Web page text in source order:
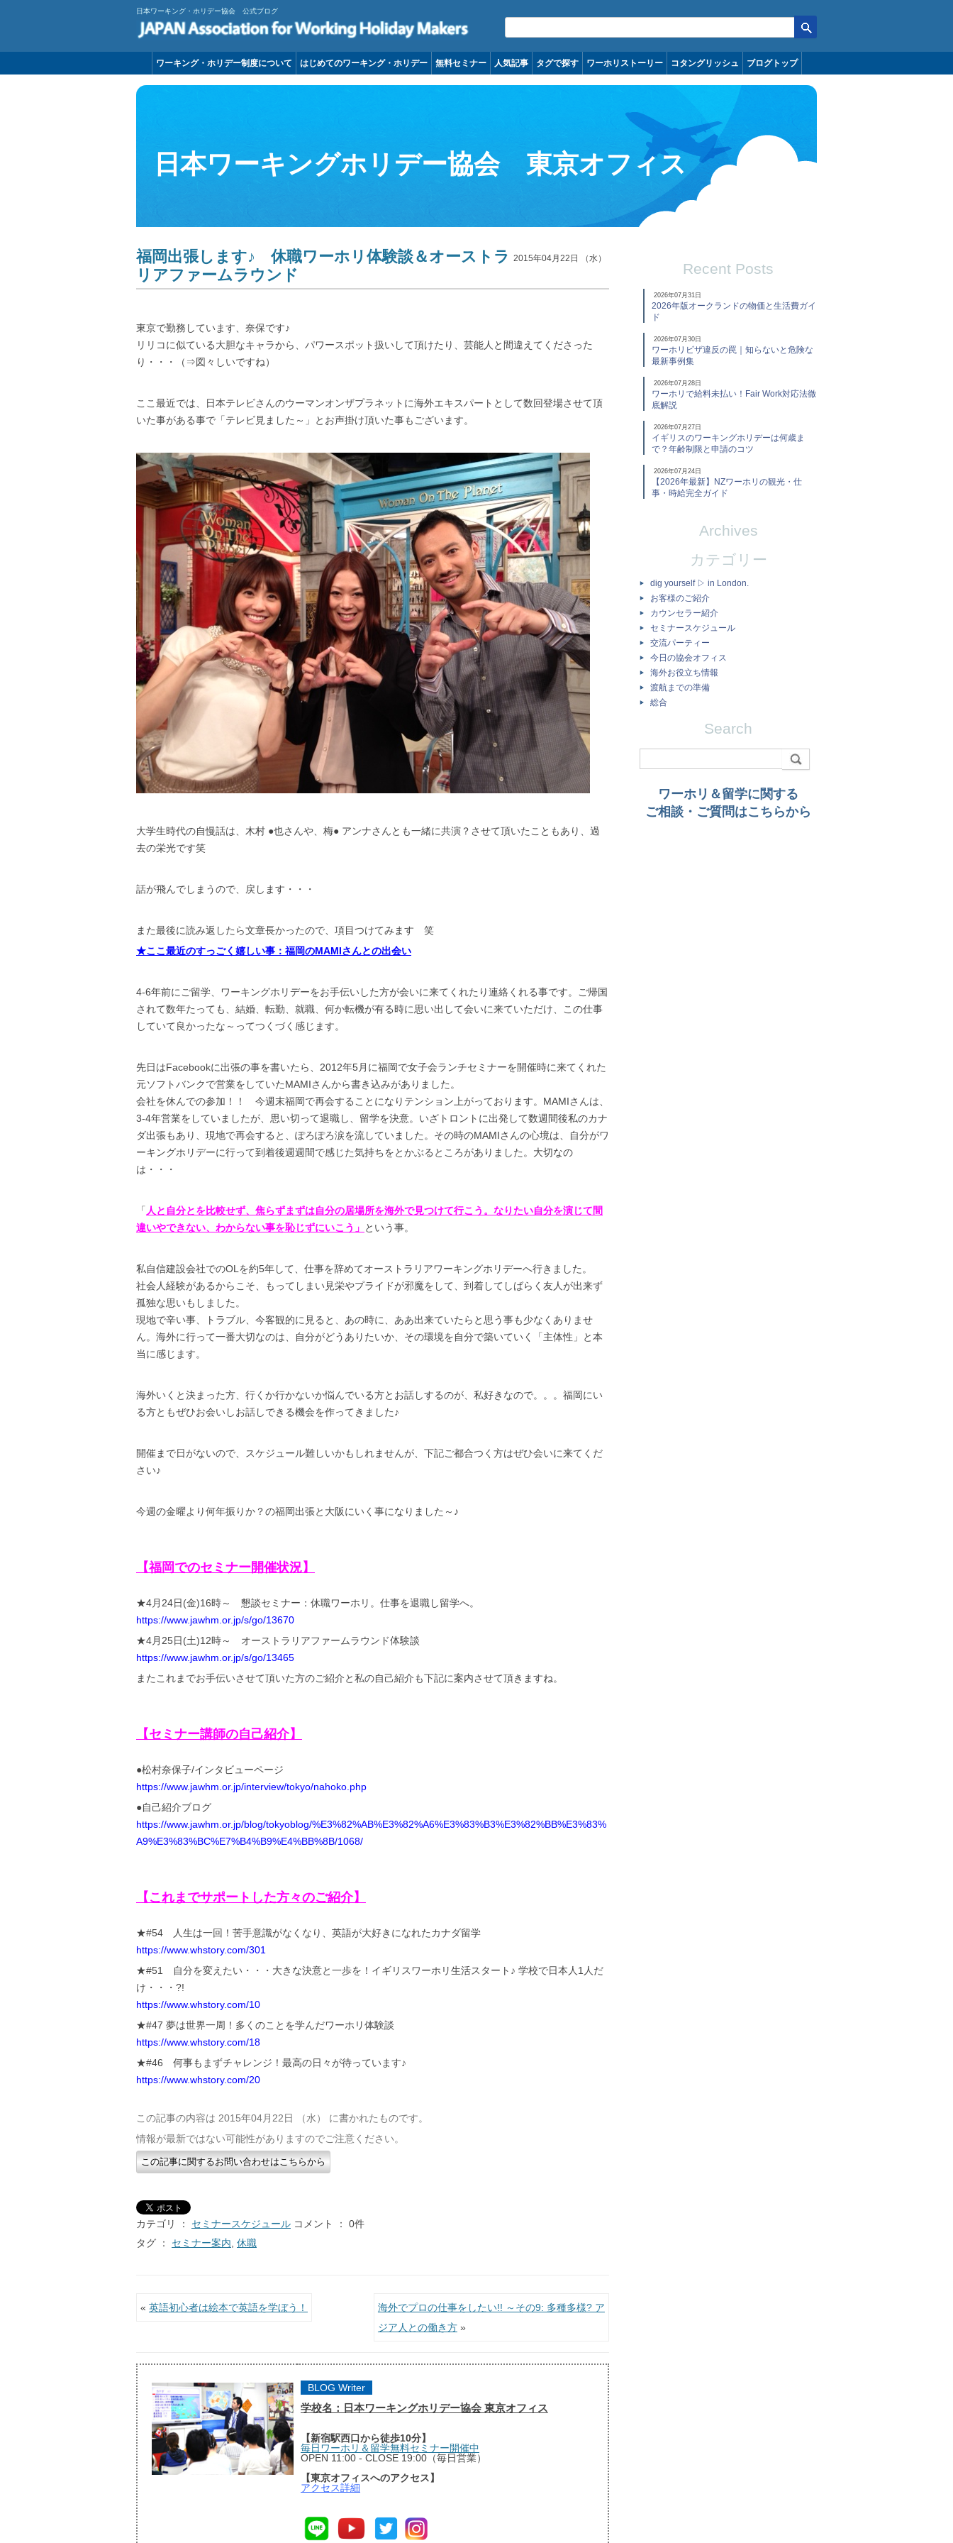
日本ワーキング・ホリデー協会 公式ブログ
コンテンツへ移動
ワーキング・ホリデー制度について はじめてのワーキング・ホリデー 無料セミナー 人気記事 タグで探す ワーホリストーリー コタングリッシュ ブログトップ
日本ワーキングホリデー協会 東京オフィス
福岡出張します♪ 休職ワーホリ体験談＆オーストラ
リアファームラウンド
2015年04月22日 （水）
東京で勤務しています、奈保です♪
リリコに似ている大胆なキャラから、パワースポット扱いして頂けたり、芸能人と間違えてくださった
り・・・（⇒図々しいですね）
ここ最近では、日本テレビさんのウーマンオンザプラネットに海外エキスパートとして数回登場させて頂
いた事がある事で「テレビ見ました～」とお声掛け頂いた事もございます。
大学生時代の自慢話は、木村 ●也さんや、梅● アンナさんとも一緒に共演？させて頂いたこともあり、過
去の栄光です笑
話が飛んでしまうので、戻します・・・
また最後に読み返したら文章長かったので、項目つけてみます 笑
★ここ最近のすっごく嬉しい事：福岡のMAMIさんとの出会い
4-6年前にご留学、ワーキングホリデーをお手伝いした方が会いに来てくれたり連絡くれる事です。ご帰国
されて数年たっても、結婚、転勤、就職、何か転機が有る時に思い出して会いに来ていただけ、この仕事
していて良かったな～ってつくづく感じます。
先日はFacebookに出張の事を書いたら、2012年5月に福岡で女子会ランチセミナーを開催時に来てくれた
元ソフトバンクで営業をしていたMAMIさんから書き込みがありました。
会社を休んでの参加！！ 今週末福岡で再会することになりテンション上がっております。MAMIさんは、
3-4年営業をしていましたが、思い切って退職し、留学を決意。いざトロントに出発して数週間後私のカナ
ダ出張もあり、現地で再会すると、ぽろぽろ涙を流していました。その時のMAMIさんの心境は、自分がワ
ーキングホリデーに行って到着後週週間で感じた気持ちをとかぶるところがありました。大切なの
は・・・
「 人と自分とを比較せず、焦らずまずは自分の居場所を海外で見つけて行こう。なりたい自分を演じて間
違いやできない、わからない事を恥じずにいこう」 という事。
私自信建設会社でのOLを約5年して、仕事を辞めてオーストラリアワーキングホリデーへ行きました。
社会人経験があるからこそ、もってしまい見栄やプライドが邪魔をして、到着してしばらく友人が出来ず
孤独な思いもしました。
現地で辛い事、トラブル、今客観的に見ると、あの時に、ああ出来ていたらと思う事も少なくありませ
ん。海外に行って一番大切なのは、自分がどうありたいか、その環境を自分で築いていく「主体性」と本
当に感じます。
海外いくと決まった方、行くか行かないか悩んでいる方とお話しするのが、私好きなので。。。福岡にい
る方ともぜひお会いしお話しできる機会を作ってきました♪
開催まで日がないので、スケジュール難しいかもしれませんが、下記ご都合つく方はぜひ会いに来てくだ
さい♪
今週の金曜より何年振りか？の福岡出張と大阪にいく事になりました～♪
【福岡でのセミナー開催状況】
★4月24日(金)16時～ 懇談セミナー：休職ワーホリ。仕事を退職し留学へ。
https://www.jawhm.or.jp/s/go/13670
★4月25日(土)12時～ オーストラリアファームラウンド体験談
https://www.jawhm.or.jp/s/go/13465
またこれまでお手伝いさせて頂いた方のご紹介と私の自己紹介も下記に案内させて頂きますね。
【セミナー講師の自己紹介】
●松村奈保子/インタビューページ
https://www.jawhm.or.jp/interview/tokyo/nahoko.php
●自己紹介ブログ
https://www.jawhm.or.jp/blog/tokyoblog/%E3%82%AB%E3%82%A6%E3%83%B3%E3%82%BB%E3%83%
A9%E3%83%BC%E7%B4%B9%E4%BB%8B/1068/
【これまでサポートした方々のご紹介】
★#54 人生は一回！苦手意識がなくなり、英語が大好きになれたカナダ留学
https://www.whstory.com/301
★#51 自分を変えたい・・・大きな決意と一歩を！イギリスワーホリ生活スタート♪ 学校で日本人1人だ
け・・・?!
https://www.whstory.com/10
★#47 夢は世界一周！多くのことを学んだワーホリ体験談
https://www.whstory.com/18
★#46 何事もまずチャレンジ！最高の日々が待っています♪
https://www.whstory.com/20
この記事の内容は 2015年04月22日 （水） に書かれたものです。
情報が最新ではない可能性がありますのでご注意ください。
この記事に関するお問い合わせはこちらから
カテゴリ ： セミナースケジュール コメント ： 0件
タグ ：
セミナー案内 休職
投稿ナビゲーション
« 英語初心者は絵本で英語を学ぼう！
海外でプロの仕事をしたい!! ～その9: 多種多様? ア
ジア人との働き方 »
BLOG Writer
学校名：日本ワーキングホリデー協会 東京オフィス
【新宿駅西口から徒歩10分】
毎日ワーホリ＆留学無料セミナー開催中
OPEN 11:00 - CLOSE 19:00（毎日営業）
【東京オフィスへのアクセス】
アクセス詳細
Recent Posts
2026年07月31日
2026年版オークランドの物価と生活費ガイ
ド
2026年07月30日
ワーホリビザ違反の罠｜知らないと危険な
最新事例集
2026年07月28日
ワーホリで給料未払い！Fair Work対応法徹
底解説
2026年07月27日
イギリスのワーキングホリデーは何歳ま
で？年齢制限と申請のコツ
2026年07月24日
【2026年最新】NZワーホリの観光・仕
事・時給完全ガイド
Archives
カテゴリー
dig yourself ▷ in London.
お客様のご紹介
カウンセラー紹介
セミナースケジュール
交流パーティー
今日の協会オフィス
海外お役立ち情報
渡航までの準備
総合
Search
ワーホリ＆留学に関する
ご相談・ご質問はこちらから